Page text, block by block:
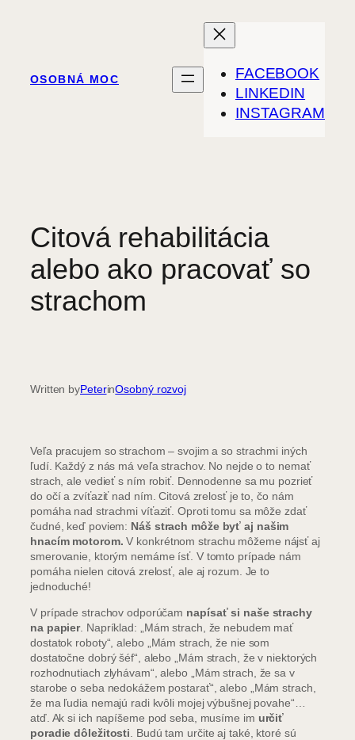
OSOBNÁ MOC
FACEBOOK
LINKEDIN
INSTAGRAM
Citová rehabilitácia
alebo ako pracovať so
strachom
Written byPeterinOsobný rozvoj
Veľa pracujem so strachom – svojim a so strachmi iných
ľudí. Každý z nás má veľa strachov. No nejde o to nemať
strach, ale vedieť s ním robiť. Dennodenne sa mu pozrieť
do očí a zvíťaziť nad ním. Citová zrelosť je to, čo nám
pomáha nad strachmi víťaziť. Oproti tomu sa môže zdať
čudné, keď poviem: Náš strach môže byť aj našim
hnacím motorom. V konkrétnom strachu môžeme nájsť aj
smerovanie, ktorým nemáme ísť. V tomto prípade nám
pomáha nielen citová zrelosť, ale aj rozum. Je to
jednoduché!
V prípade strachov odporúčam napísať si naše strachy
na papier. Napríklad: „Mám strach, že nebudem mať
dostatok roboty“, alebo „Mám strach, že nie som
dostatočne dobrý šéf“, alebo „Mám strach, že v niektorých
rozhodnutiach zlyhávam“, alebo „Mám strach, že sa v
starobe o seba nedokážem postarať“, alebo „Mám strach,
že ma ľudia nemajú radi kvôli mojej výbušnej povahe“…
atď. Ak si ich napíšeme pod seba, musíme im určiť
poradie dôležitosti . Budú tam určite aj také, ktoré sú